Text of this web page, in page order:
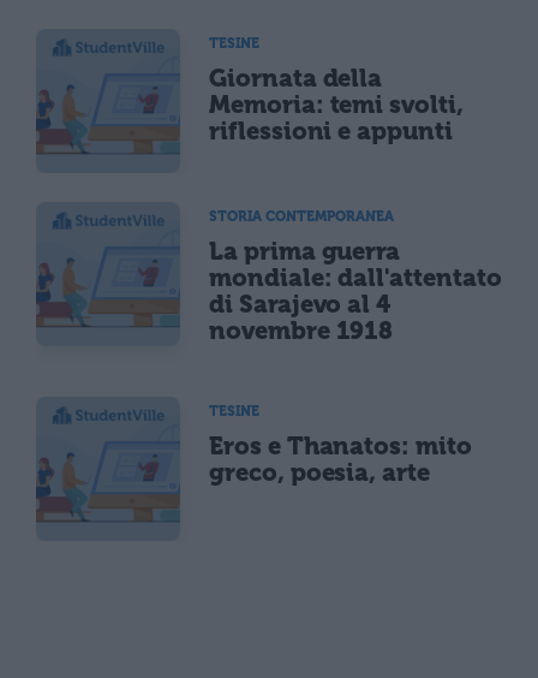
TESINE
Giornata della
Memoria: temi svolti,
riflessioni e appunti
STORIA CONTEMPORANEA
La prima guerra
mondiale: dall'attentato
di Sarajevo al 4
novembre 1918
TESINE
Eros e Thanatos: mito
greco, poesia, arte